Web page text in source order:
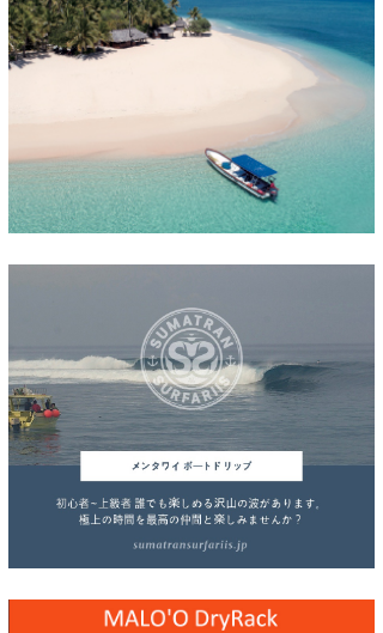
ゴン
米山予報士
予報士 hiro.
banpaku
Romisea